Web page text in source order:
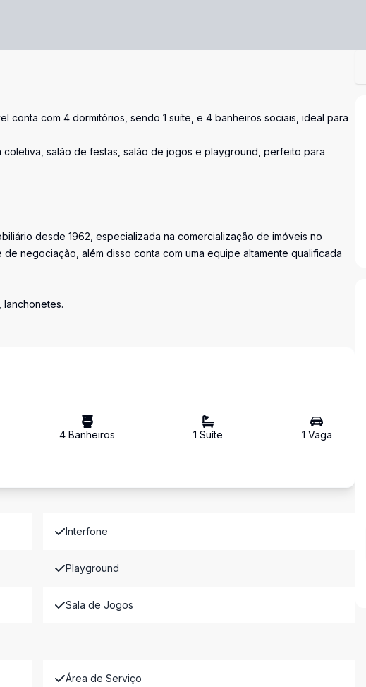
conta com 4 dormitórios, sendo 1 suíte, e 4 banheiros sociais, ideal para
salão de festas, salão de jogos e playground, perfeito para
desde 1962, especializada na comercialização de imóveis no
negociação, além disso conta com uma equipe altamente qualificada
lanchonetes.
4 Banheiros 1 Suíte 1 Vaga
Interfone
Playground
Sala de Jogos
Área de Serviço